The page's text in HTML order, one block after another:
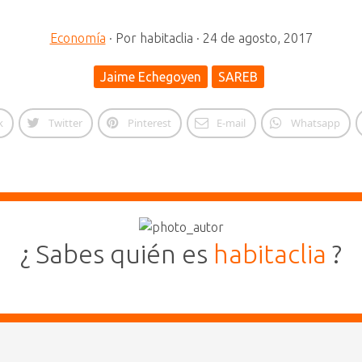
Economía · Por habitaclia · 24 de agosto, 2017
Jaime Echegoyen SAREB
Twitter Pinterest E-mail Whatsapp
¿ Sabes quién es habitaclia ?